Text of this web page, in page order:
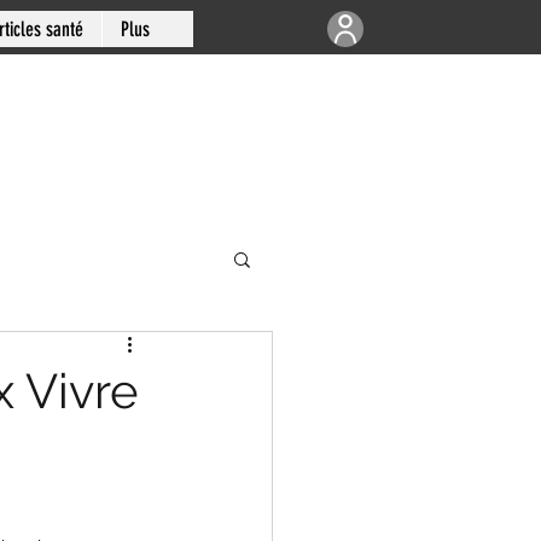
santé Plus
| Articulations
de Montréal
Vivre